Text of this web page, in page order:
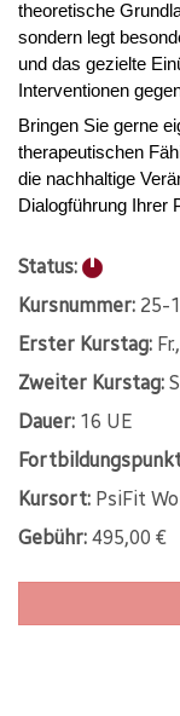
theoretische
sondern legt
und das gezielte
Interventionen
Bringen Sie gerne
therapeutischen
die nachhaltige
Dialogführung Ihrer
Status:
Kursnummer: 25-
Erster Kurstag: Fr.
Zweiter Kurstag:
Dauer: 16 UE
Kursort: PsiFit
Gebühr: 495,00 €